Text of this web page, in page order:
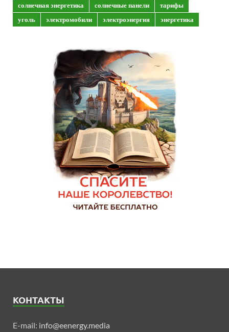
солнечная энергетика
солнечные панели
тарифы
уголь
электромобили электроэнергия энергетика
КОНТАКТЫ
E-mail: info@eenergy.media